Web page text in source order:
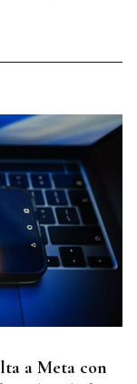
Pazo, ante el
a Meta con